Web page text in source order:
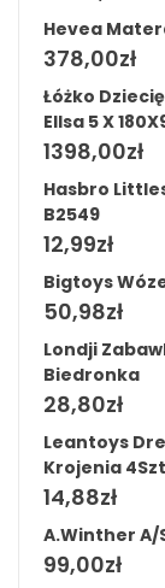
Hevea
378,00zł
Łóżko
Ellsa 5 X
1398,00zł
Hasbro
B2549
12,99zł
Bigtoys
50,98zł
Londji
Biedronka
28,80zł
Leantoys
Krojenia
14,88zł
A.Winther A/
99,00zł